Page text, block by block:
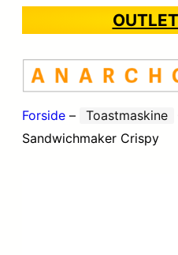
Forside – Toastmaskine
Sandwichmaker Crispy